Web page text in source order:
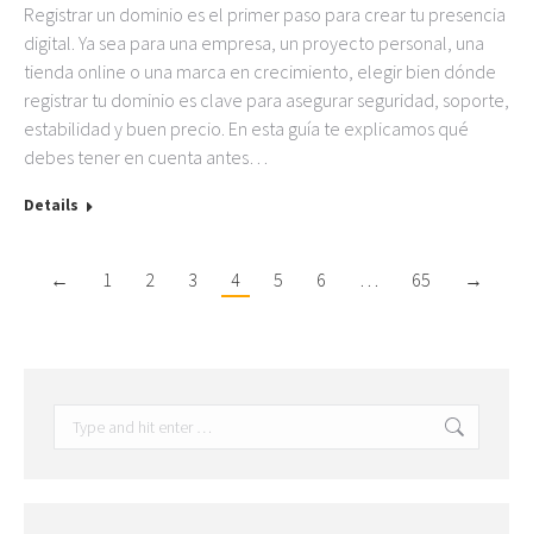
Registrar un dominio es el primer paso para crear tu presencia
digital. Ya sea para una empresa, un proyecto personal, una
tienda online o una marca en crecimiento, elegir bien dónde
registrar tu dominio es clave para asegurar seguridad, soporte,
estabilidad y buen precio. En esta guía te explicamos qué
debes tener en cuenta antes…
Details
← 1 2 3 4 5 6 65 →